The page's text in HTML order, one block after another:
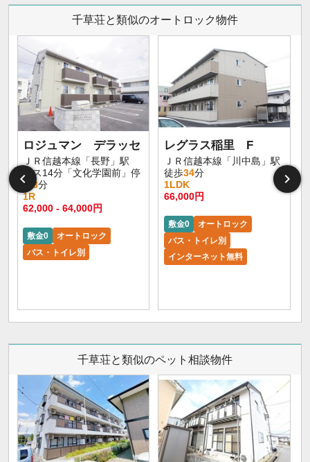
千草荘と類似のオートロック物件
ロジュマン デラッセ
ＪＲ信越本線「長野」駅
バス14分「文化学園前」停
歩 3分
1R
62,000 - 64,000円
敷金0
オートロック
バス・トイレ別
レグラス稲里 F
ＪＲ信越本線「川中島」駅
徒歩34分
1LDK
66,000円
敷金0
オートロック
バス・トイレ別
インターネット無料
千草荘と類似のペット相談物件